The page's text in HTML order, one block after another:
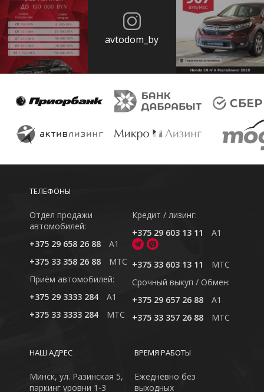
avtodom_by
ТЕЛЕФОНЫ
Отдел продажи
автомобилей:
+375 29 658 26 88
A1
+375 33 358 26 88
MTC
Приём автомобилей:
+375 29 3333 284
A1
+375 33 3333 284
MTC
Кредит / лизинг:
+375 29 603 13 11
A1
+375 33 603 13 11
MTC
Cрочный выкуп / Обмен:
+375 29 657 26 88
A1
+375 33 357 26 88
MTC
ВРЕМЯ РАБОТЫ
Ежедневно без
выходных
НАШ АДРЕС
Минск, ул. Разинская 5,
паркинг уровни 1-3